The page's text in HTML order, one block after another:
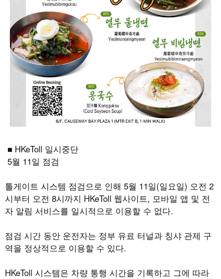
■ HKeToll 일시중단
5월 11일 점검
톨게이트 시스템 점검으로 인해 5월 11일(일요일) 오전 2
시부터 오전 8시까지 HKeToll 웹사이트, 모바일 앱 및 전
자 알림 서비스를 일시적으로 이용할 수 없다.
점검 시간 동안 운전자는 정부 유료 터널과 칭샤 관제 구
역을 정상적으로 이용할 수 있다.
HKeToll 시스템은 차량 통행 시간을 기록하고 그에 따라